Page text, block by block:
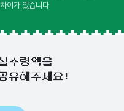
이가 있습니다.
수령액을
유해주세요!